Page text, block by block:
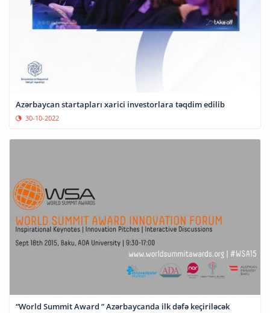
Azərbaycan startapları xarici investorlara təqdim edilib
30-10-2022
“World Summit Award ” Azərbaycanda ilk dəfə keçiriləcək